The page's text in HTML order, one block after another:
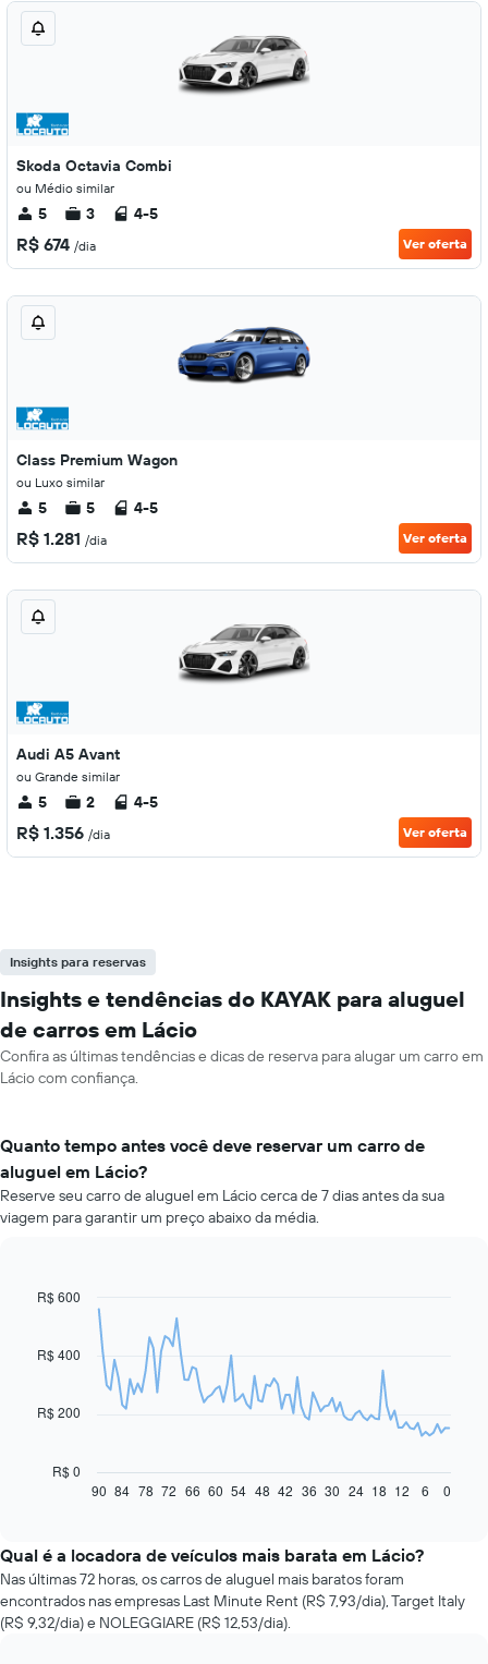
Skoda Octavia Combi
ou Médio similar
5 3 4-5
R$ 674 /dia Ver oferta
Class Premium Wagon
ou Luxo similar
5 5 4-5
R$ 1.281 /dia Ver oferta
Audi A5 Avant
ou Grande similar
5 2 4-5
R$ 1.356 /dia Ver oferta
Insights para reservas
Insights e tendências do KAYAK para aluguel
de carros em Lácio
Confira as últimas tendências e dicas de reserva para alugar um carro em
Lácio com confiança.
Quanto tempo antes você deve reservar um carro de
aluguel em Lácio?
Reserve seu carro de aluguel em Lácio cerca de 7 dias antes da sua
viagem para garantir um preço abaixo da média.
Line
91
data
o
preço
de
um
carro
Chart
R$ 0
R$ 200
R$ 400
R$ 600
90 84 78 72 66 60 54 48 42 36 30 24 18 12 6 0
Qual é a locadora de veículos mais barata em Lácio?
Nas últimas 72 horas, os carros de aluguel mais baratos foram
encontrados nas empresas Last Minute Rent (R$ 7,93/dia), Target Italy
(R$ 9,32/dia) e NOLEGGIARE (R$ 12,53/dia).